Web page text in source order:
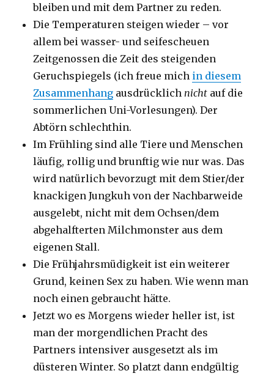
bleiben und mit dem Partner zu reden.
Die Temperaturen steigen wieder – vor
allem bei wasser- und seifescheuen
Zeitgenossen die Zeit des steigenden
Geruchspiegels (ich freue mich in diesem
Zusammenhang ausdrücklich nicht auf die
sommerlichen Uni-Vorlesungen). Der
Abtörn schlechthin.
Im Frühling sind alle Tiere und Menschen
läufig, rollig und brunftig wie nur was. Das
wird natürlich bevorzugt mit dem Stier/der
knackigen Jungkuh von der Nachbarweide
ausgelebt, nicht mit dem Ochsen/dem
abgehalfterten Milchmonster aus dem
eigenen Stall.
Die Frühjahrsmüdigkeit ist ein weiterer
Grund, keinen Sex zu haben. Wie wenn man
noch einen gebraucht hätte.
Jetzt wo es Morgens wieder heller ist, ist
man der morgendlichen Pracht des
Partners intensiver ausgesetzt als im
düsteren Winter. So platzt dann endgültig